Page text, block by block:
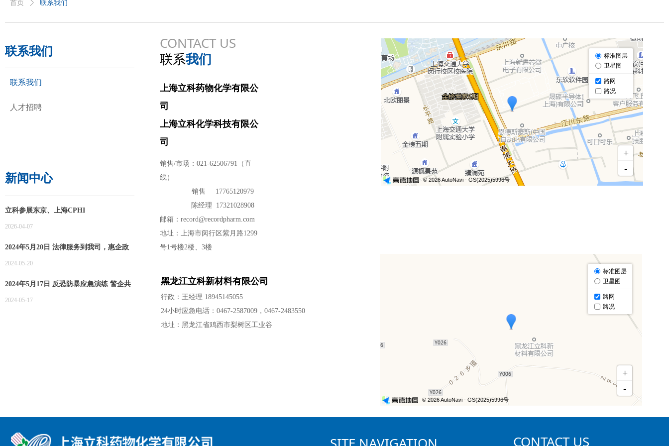
联系我们
联系我们
人才招聘
新闻中心
立科参展东京、上海CPHI
2026-04-07
2024年5月20日 法律服务到我司，惠企政
策递进来
2024-05-20
2024年5月17日 反恐防暴应急演练 警企共
筑安全防线
2024-05-17
CONTACT US
联系我们
上海立科药物化学有限公
司
上海立科化学科技有限公
司
销售/市场：021-62506791（直
线）
销售 17765120979
陈经理 17321028908
邮箱：record@recordpharm.com
地址：上海市闵行区紫月路1299
号1号楼2楼、3楼
黑龙江立科新材料有限公司
行政：王经理 18945145055
24小时应急电话：0467-2587009，0467-2483550
地址：黑龙江省鸡西市梨树区工业谷
首页 ꄲ 联系我们
CONTACT US